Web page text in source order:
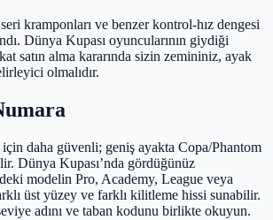
kramponları ve benzer kontrol-hız dengesi
Dünya Kupası oyuncularının giydiği
satın alma kararında sizin zemininiz, ayak
olmalıdır.
daha güvenli; geniş ayakta Copa/Phantom
Dünya Kupası’nda gördüğünüz
modelin Pro, Academy, League veya
üst yüzey ve farklı kilitleme hissi sunabilir.
adını ve taban kodunu birlikte okuyun.